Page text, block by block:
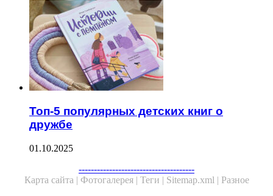
Топ-5 популярных детских книг о
дружбе
01.10.2025
--------------------------------------
Карта сайта | Фотогалерея | Теги | Sitemap.xml | Разное